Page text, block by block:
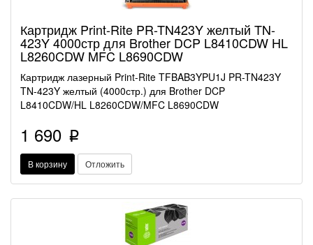
Картридж Print-Rite PR-TN423Y желтый TN-
423Y 4000стр для Brother DCP L8410CDW HL
L8260CDW MFC L8690CDW
Картридж лазерный Print-Rite TFBAB3YPU1J PR-TN423Y
TN-423Y желтый (4000стр.) для Brother DCP
L8410CDW/HL L8260CDW/MFC L8690CDW
1 690 p
В корзину Отложить